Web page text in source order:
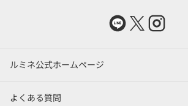
ルミネ公式ホームページ
よくある質問